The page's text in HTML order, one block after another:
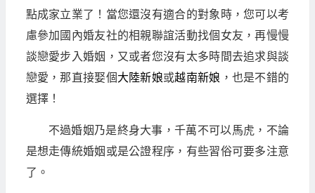
點成家立業了！當您還沒有適合的對象時，您可以考
慮參加國內婚友社的相親聯誼活動找個女友，再慢慢
談戀愛步入婚姻，又或者您沒有太多時間去追求與談
戀愛，那直接娶個大陸新娘或越南新娘 ，也是不錯的
選擇！
不過婚姻乃是終身大事，千萬不可以馬虎，不論
是想走傳統婚姻或是公證程序，有些習俗可要多注意
了。